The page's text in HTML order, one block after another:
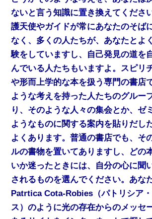
ないと言う知識に置き換えてくださ
護天使やガイドが常にあなたのそば
なく、多くの人たちが、あなたとよ
験をしていますし、自己発見の道を
んでいる人たちもいますよ。スピリ
や形而上学的な本を扱う専門の書店
ような考えを持った人たちのグルー
り、そのような人々の集会とか、ゼ
ようなものに関する案内を貼りだし
よくあります。普通の書店でも、そ
ルの書物を置いてありますし、どの
いか迷ったときには、自分の心に聞
されるものを選んでください。あな
Patrtica Cota-Robies（パトリシア
ス）のように光の存在からのメッセ